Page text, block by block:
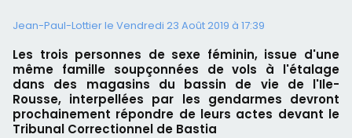
Jean-Paul-Lottier le Vendredi 23 Août 2019 à 17:39
Les trois personnes de sexe féminin, issue d'une
même famille soupçonnées de vols à l'étalage
dans des magasins du bassin de vie de l'Ile-
Rousse, interpellées par les gendarmes devront
prochainement répondre de leurs actes devant le
Tribunal Correctionnel de Bastia